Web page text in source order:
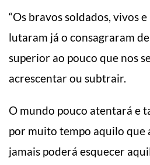
“Os bravos soldados, vivos
lutaram já o consagraram
superior ao pouco que nos
acrescentar ou subtrair.
O mundo pouco atentará e
por muito tempo aquilo que
jamais poderá esquecer